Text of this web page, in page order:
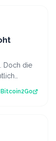
Doch die
Bitcoin2Go